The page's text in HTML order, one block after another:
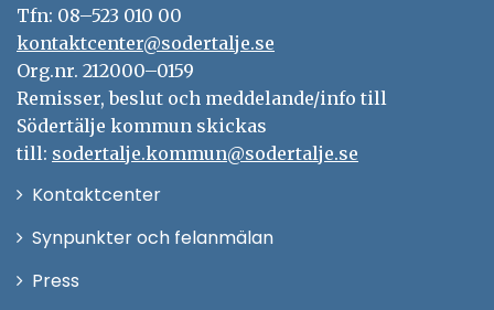
Tfn: 08–523 010 00
kontaktcenter@sodertalje.se
Org.nr. 212000–0159
Remisser, beslut och meddelande/info till
Södertälje kommun skickas
till: sodertalje.kommun@sodertalje.se
KontaktcenterÖppna
Synpunkter och felanmälan
Press